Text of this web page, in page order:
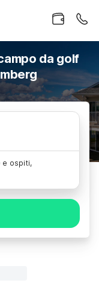
da golf
e ospiti,